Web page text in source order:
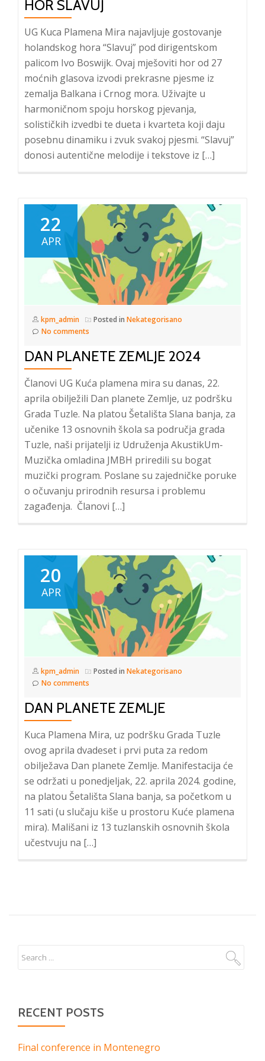
HOR SLAVUJ
UG Kuca Plamena Mira najavljuje gostovanje
holandskog hora “Slavuj” pod dirigentskom
palicom Ivo Boswijk. Ovaj mješoviti hor od 27
moćnih glasova izvodi prekrasne pjesme iz
zemalja Balkana i Crnog mora. Uživajte u
harmoničnom spoju horskog pjevanja,
solističkih izvedbi te dueta i kvarteta koji daju
posebnu dinamiku i zvuk svakoj pjesmi. “Slavuj”
donosi autentične melodije i tekstove iz […]
22
APR
kpm_admin Posted in Nekategorisano
No comments
DAN PLANETE ZEMLJE 2024
Članovi UG Kuća plamena mira su danas, 22.
aprila obilježili Dan planete Zemlje, uz podršku
Grada Tuzle. Na platou Šetališta Slana banja, za
učenike 13 osnovnih škola sa područja grada
Tuzle, naši prijatelji iz Udruženja AkustikUm-
Muzička omladina JMBH priredili su bogat
muzički program. Poslane su zajedničke poruke
o očuvanju prirodnih resursa i problemu
zagađenja. Članovi […]
20
APR
kpm_admin Posted in Nekategorisano
No comments
DAN PLANETE ZEMLJE
Kuca Plamena Mira, uz podršku Grada Tuzle
ovog aprila dvadeset i prvi puta za redom
obilježava Dan planete Zemlje. Manifestacija će
se održati u ponedjeljak, 22. aprila 2024. godine,
na platou Šetališta Slana banja, sa početkom u
11 sati (u slučaju kiše u prostoru Kuće plamena
mira). Mališani iz 13 tuzlanskih osnovnih škola
učestvuju na […]
RECENT POSTS
Final conference in Montenegro